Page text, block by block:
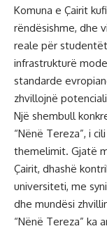
Komuna e Çairit
rëndësishme, dhe
reale për
infrastrukturë
standarde
zhvillojnë
Një shembull
“Nënë Tereza”, i
themelimit. Gjatë
Çairit, dhashë
universiteti, me
dhe mundësi
“Nënë Tereza” ka